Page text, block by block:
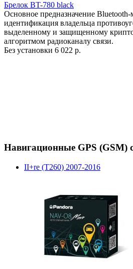
Брелок BT-780 black
Основное предназначение
идентификация владельца
выделенному и защищенному
алгоритмом радиоканалу связи.
Без установки 6 022 р.
Навигационные GPS (GSM)
II+re (T260) 2007-2016